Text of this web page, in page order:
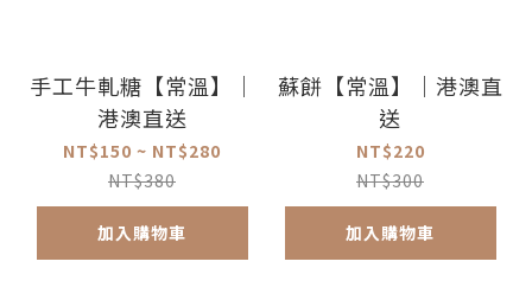
手工牛軋糖【常溫】｜
港澳直送
NT$150 ~ NT$280
NT$380
加入購物車
蘇餅【常溫】｜港澳直
送
NT$220
NT$300
加入購物車